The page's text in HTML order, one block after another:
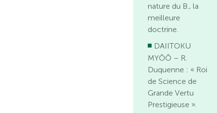
nature du B., la
meilleure
doctrine.
DAIITOKU
MYŌŌ – R.
Duquenne : « Roi
de Science de
Grande Vertu
Prestigieuse ».